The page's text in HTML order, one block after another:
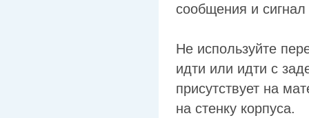
сообщения и
Не используйте
идти или идти с
присутствует на
на стенку корпуса.